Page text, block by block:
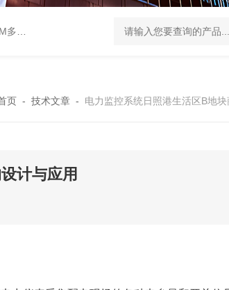
度传感器 ATE210S单回路复合型温
页 - 技术文章 - 电力监控系统日照港生活区B地
计与应用